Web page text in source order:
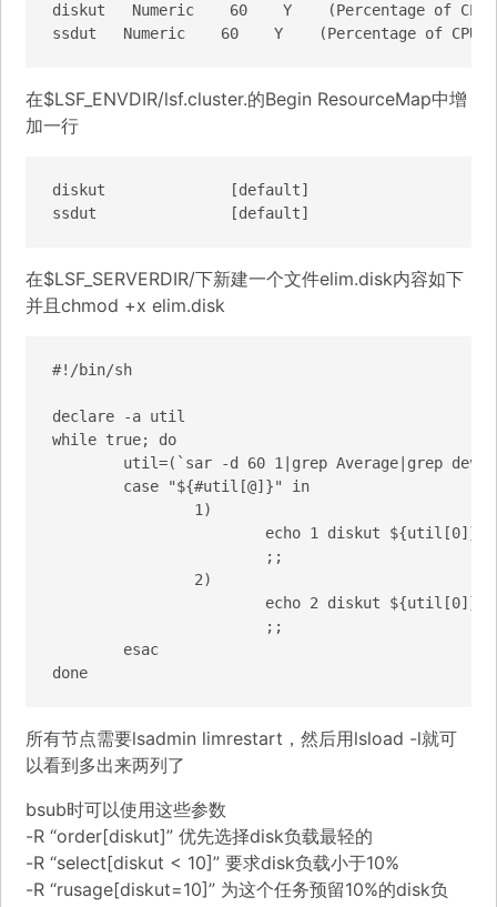
diskut   Numeric    60    Y    (Percentage of
ssdut   Numeric    60    Y    (Percentage of
在$LSF_ENVDIR/lsf.cluster.的Begin ResourceMap中增
加一行
diskut              [default]
ssdut               [default]
在$LSF_SERVERDIR/下新建一个文件elim.disk内容如下
并且chmod +x elim.disk
#!/bin/sh
declare -a util
while true; do
done
所有节点需要lsadmin limrestart，然后用lsload -l就可
以看到多出来两列了
bsub时可以使用这些参数
-R “order[diskut]” 优先选择disk负载最轻的
-R “select[diskut < 10]” 要求disk负载小于10%
-R “rusage[diskut=10]” 为这个任务预留10%的disk负